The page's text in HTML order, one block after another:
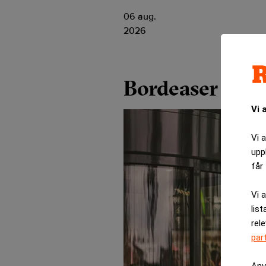
Vi
Vi
får
Vi
06 aug.
2026
Bordeaser